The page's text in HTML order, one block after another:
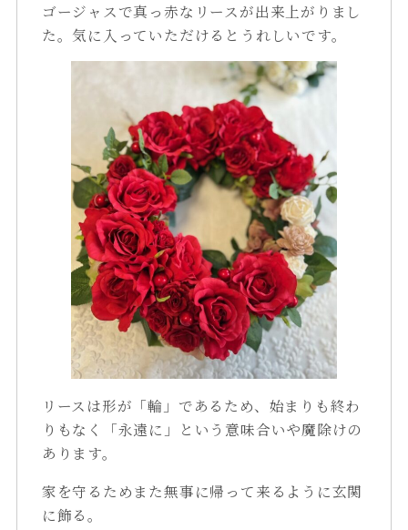
ゴージャスで真っ赤なリースが出来上がりまし
た。気に入っていただけるとうれしいです。
リースは形が「輪」であるため、始まりも終わ
りもなく「永遠に」という意味合いや魔除けの
あります。
家を守るためまた無事に帰って来るように玄関
に飾る。